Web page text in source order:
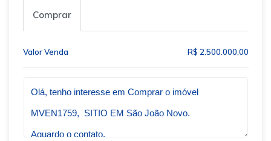
Comprar
Valor Venda R$ 2.500.000,00